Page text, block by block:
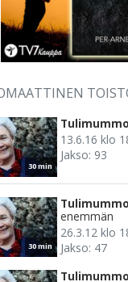
30 min
13.6.16 klo
Jakso: 93
30 min
enemmän
26.3.12 klo
Jakso: 47